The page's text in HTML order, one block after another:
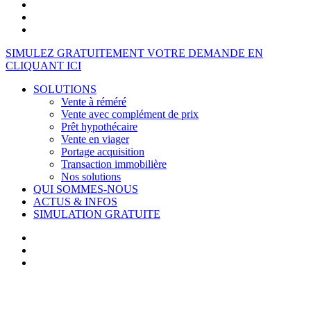
Close
Menu
SIMULEZ GRATUITEMENT VOTRE DEMANDE EN
CLIQUANT ICI
SOLUTIONS
Vente à réméré
Vente avec complément de prix
Prêt hypothécaire
Vente en viager
Portage acquisition
Transaction immobilière
Nos solutions
QUI SOMMES-NOUS
ACTUS & INFOS
SIMULATION GRATUITE